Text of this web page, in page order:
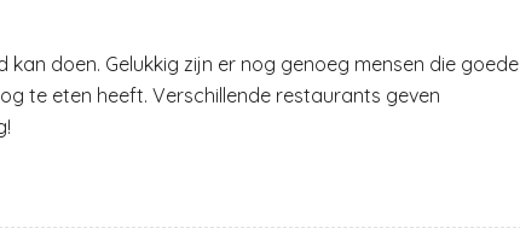
kan doen. Gelukkig zijn er nog genoeg mensen die goede
te eten heeft. Verschillende restaurants geven